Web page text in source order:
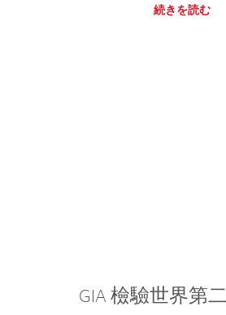
続きを読む
GIA 檢驗世界第